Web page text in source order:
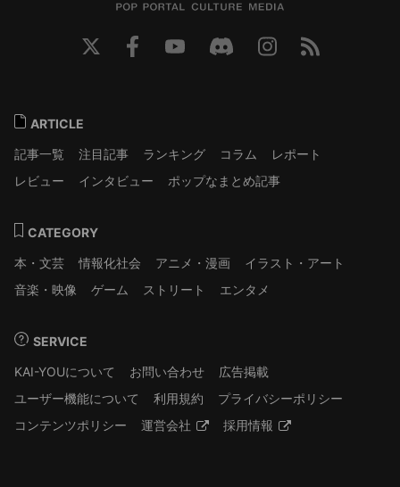
ARTICLE
記事一覧
注目記事 ランキング コラム
レポート
レビュー
インタビュー ポップなまとめ記事
CATEGORY
本・文芸
情報化社会 アニメ・漫画
イラスト・アート
音楽・映像
ゲーム ストリート エンタメ
SERVICE
KAI-YOUについて
お問い合わせ
広告掲載
ユーザー機能について
利用規約
プライバシーポリシー
コンテンツポリシー
運営会社 採用情報